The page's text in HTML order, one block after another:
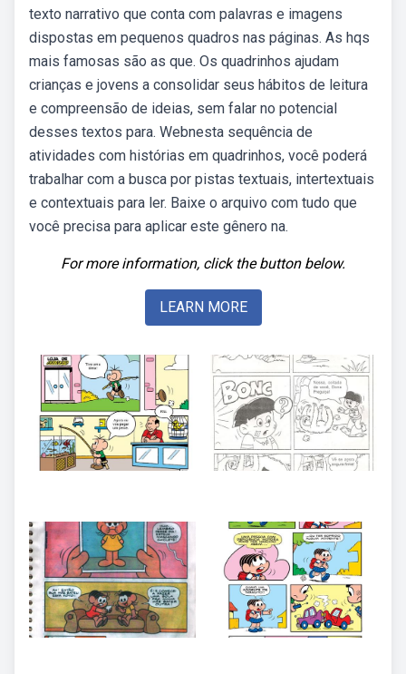
texto narrativo que conta com palavras e imagens
dispostas em pequenos quadros nas páginas. As hqs
mais famosas são as que. Os quadrinhos ajudam
crianças e jovens a consolidar seus hábitos de leitura
e compreensão de ideias, sem falar no potencial
desses textos para. Webnesta sequência de
atividades com histórias em quadrinhos, você poderá
trabalhar com a busca por pistas textuais, intertextuais
e contextuais para ler. Baixe o arquivo com tudo que
você precisa para aplicar este gênero na.
For more information, click the button below.
LEARN MORE